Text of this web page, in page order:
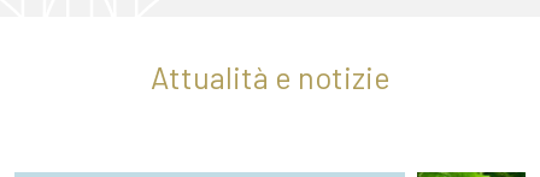
Attualità e notizie